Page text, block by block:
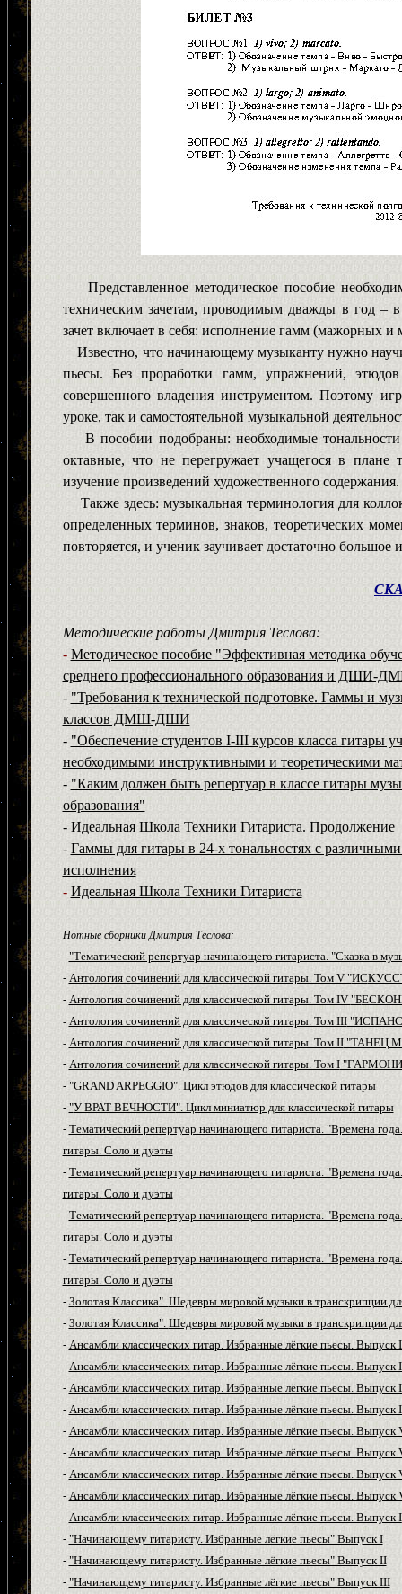
Представленное методическое пособие
техническим зачетам, проводимым дважды в год –
зачет включает в себя: исполнение гамм (мажорных
Известно, что начинающему музыканту нужно
пьесы. Без проработки гамм, упражнений,
совершенного владения инструментом. Поэтому
уроке, так и самостоятельной музыкальной
В пособии подобраны: необходимые
октавные, что не перегружает учащегося в плане
изучение произведений художественного содержания.
Также здесь: музыкальная терминология для
определенных терминов, знаков, теоретических
повторяется, и ученик заучивает достаточно большое
Методические работы Дмитрия Теслова:
- Методическое пособие "Эффективная методика
среднего профессионального образования и ДШИ-
- "Требования к технической подготовке. Гаммы и
классов ДМШ-ДШИ
- "Обеспечение студентов I-III курсов класса гитары
необходимыми инструктивными и теоретическими
- "Каким должен быть репертуар в классе гитары
образования"
- Идеальная Школа Техники Гитариста. Продолжение
- Гаммы для гитары в 24-х тональностях с
исполнения
- Идеальная Школа Техники Гитариста
Нотные сборники Дмитрия Теслова:
- "Тематический репертуар начинающего гитариста. "Сказка в
- Антология сочинений для классической гитары. Том V "ИС
- Антология сочинений для классической гитары. Том IV"Б
- Антология сочинений для классической гитары. Том III"
- Антология сочинений для классической гитары. Том II"ТАНЕЦ
- Антология сочинений для классической гитары. Том I
- "GRAND ARPEGGIO". Цикл этюдов для классической гитары
- "У ВРАТ ВЕЧНОСТИ". Цикл миниатюр для классической гитары
- Тематический репертуар начинающего гитариста. "Времена
гитары. Соло и дуэты
- Тематический репертуар начинающего гитариста. "Времена
гитары. Соло и дуэты
- Тематический репертуар начинающего гитариста. "Времена
гитары. Соло и дуэты
- Тематический репертуар начинающего гитариста. "Времена
гитары. Соло и дуэты
- Золотая Классика". Шедевры мировой музыки в транскрипции
- Золотая Классика". Шедевры мировой музыки в транскрипции
- Ансамбли классических гитар. Избранные лёгкие пьесы. Выпуск
- Ансамбли классических гитар. Избранные лёгкие пьесы. Выпуск
- Ансамбли классических гитар. Избранные лёгкие пьесы.
- Ансамбли классических гитар. Избранные лёгкие пьесы. Выпуск
- Ансамбли классических гитар. Избранные лёгкие пьесы. Выпуск
- Ансамбли классических гитар. Избранные лёгкие пьесы.
- Ансамбли классических гитар. Избранные лёгкие пьесы.
- Ансамбли классических гитар. Избранные лёгкие пьесы.
- Ансамбли классических гитар. Избранные лёгкие пьесы. Выпуск I
- "Начинающему гитаристу. Избранные лёгкие пьесы" Выпуск I
- "Начинающему гитаристу. Избранные лёгкие пьесы" Выпуск II
- "Начинающему гитаристу. Избранные лёгкие пьесы" Выпуск III